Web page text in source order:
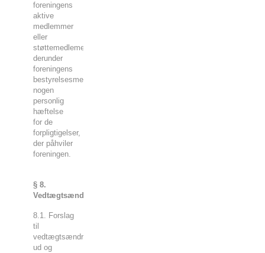
foreningens
aktive
medlemmer
eller
støttemedlemer,
derunder
foreningens
bestyrelsesmedlemmer,
nogen
personlig
hæftelse
for de
forpligtigelser,
der påhviler
foreningen.
§ 8.
Vedtægtsændringer
8.1. Forslag
til
vedtægtsændringer deles
ud og